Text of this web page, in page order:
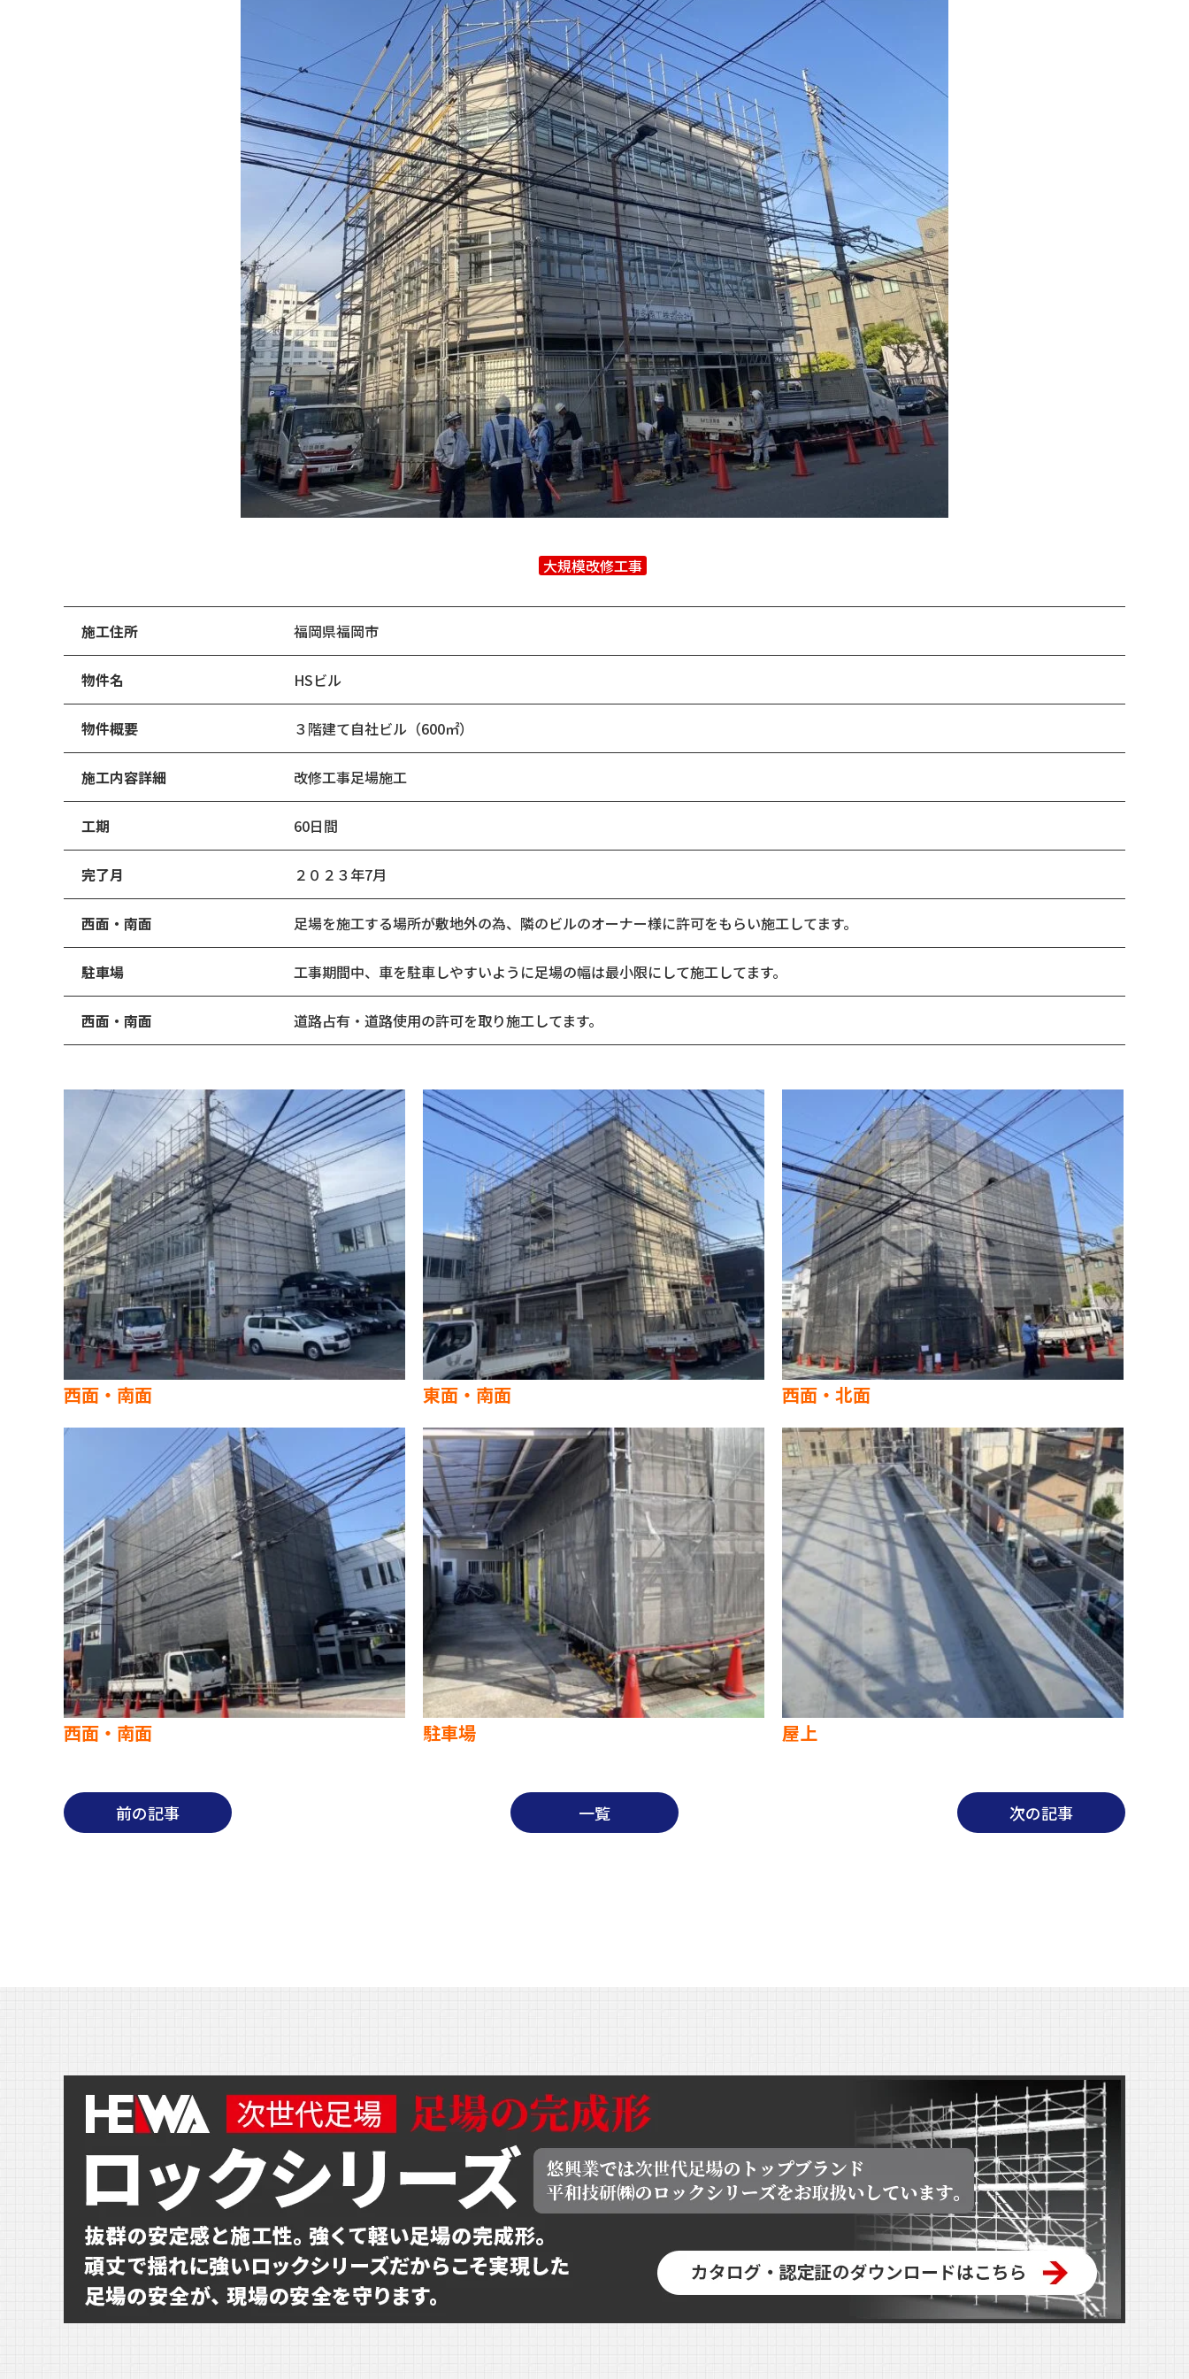
大規模改修工事
施工住所 福岡県福岡市
物件名 HSビル
物件概要 ３階建て自社ビル（600㎡）
施工内容詳細 改修工事足場施工
工期 60日間
完了月 ２０２３年7月
西面・南面 足場を施工する場所が敷地外の為、隣のビルのオーナー様に許可をもらい施工してます。
駐車場 工事期間中、車を駐車しやすいように足場の幅は最小限にして施工してます。
西面・南面 道路占有・道路使用の許可を取り施工してます。
西面・南面 東面・南面 西面・北面
西面・南面 駐車場 屋上
次の記事
一覧
前の記事